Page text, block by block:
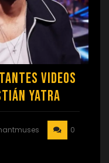
Videos
Yatra
0